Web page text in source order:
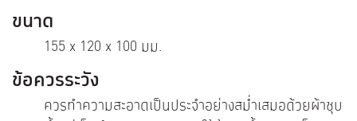
ขนาด
155 x 120 x 100 มม.
ข้อควรระวัง
ควรทำความสะอาดเป็นประจำอย่างสม่ำเสมอด้วยผ้าชุบ